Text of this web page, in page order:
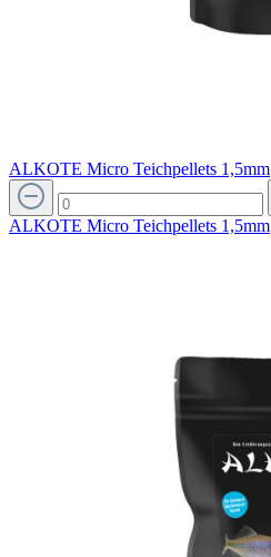
ALKOTE Micro Teichpellets 1,5mm
ALKOTE Micro Teichpellets 1,5mm